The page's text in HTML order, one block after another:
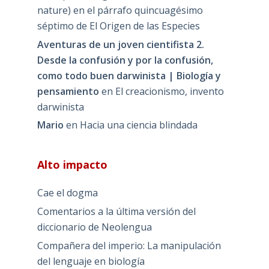
nature) en el párrafo quincuagésimo
séptimo de El Origen de las Especies
Aventuras de un joven cientifista 2.
Desde la confusión y por la confusión,
como todo buen darwinista | Biología y
pensamiento en El creacionismo, invento
darwinista
Mario en Hacia una ciencia blindada
Alto impacto
Cae el dogma
Comentarios a la última versión del
diccionario de Neolengua
Compañera del imperio: La manipulación
del lenguaje en biología